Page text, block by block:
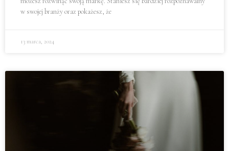
w swojej branży oraz pokażesz, że
13 marca, 2024